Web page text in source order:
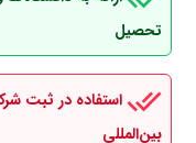
تحصیل
استفاده در ثبت
بین‌المللی